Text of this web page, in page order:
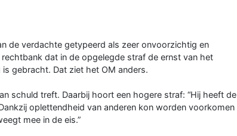
de verdachte getypeerd als zeer onvoorzichtig en
dat in de opgelegde straf de ernst van het
gebracht. Dat ziet het OM anders.
schuld treft. Daarbij hoort een hogere straf: “Hij heeft de
oplettendheid van anderen kon worden voorkomen
mee in de eis.”